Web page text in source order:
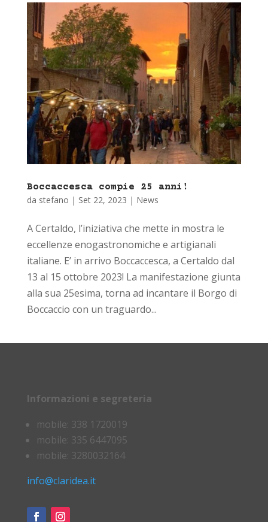
Boccaccesca compie 25 anni!
da stefano | Set 22, 2023 | News
A Certaldo, l’iniziativa che mette in mostra le
eccellenze enogastronomiche e artigianali
italiane. E’ in arrivo Boccaccesca, a Certaldo dal
13 al 15 ottobre 2023! La manifestazione giunta
alla sua 25esima, torna ad incantare il Borgo di
Boccaccio con un traguardo...
Informazioni e segreteria
mobile: 338 1720019
mobile: 335 6447095
mobile: 3280032164
info@claridea.it